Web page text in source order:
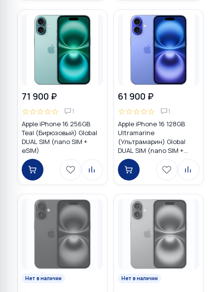
71 900 ₽
☆☆☆☆☆ 1
Apple iPhone 16 256GB
Teal (Бирюзовый) Global
DUAL SIM (nano SIM +
eSIM)
61 900 ₽
☆☆☆☆☆ 1
Apple iPhone 16 128GB
Ultramarine
(Ультрамарин) Global
DUAL SIM (nano SIM +
eSIM)
Нет в наличии Нет в наличии